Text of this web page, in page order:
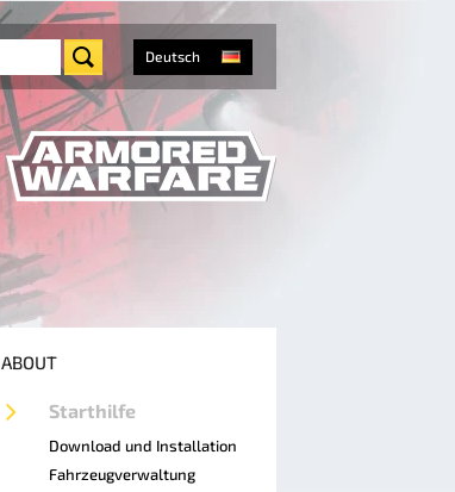
Deutsch
ABOUT
Starthilfe
Download und Installation
Fahrzeugverwaltung